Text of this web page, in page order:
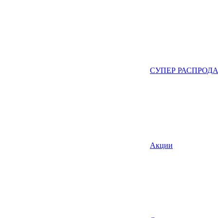
СУПЕР
Акции